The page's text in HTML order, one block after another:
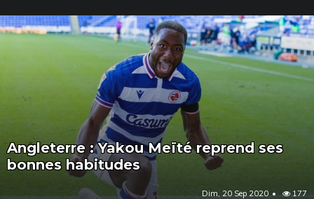
Angleterre : Yakou Meïté reprend ses
bonnes habitudes
Dim, 20 Sep 2020 177